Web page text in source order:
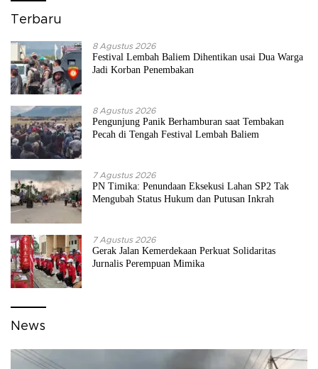
Terbaru
8 Agustus 2026
Festival Lembah Baliem Dihentikan usai Dua Warga
Jadi Korban Penembakan
8 Agustus 2026
Pengunjung Panik Berhamburan saat Tembakan
Pecah di Tengah Festival Lembah Baliem
7 Agustus 2026
PN Timika: Penundaan Eksekusi Lahan SP2 Tak
Mengubah Status Hukum dan Putusan Inkrah
7 Agustus 2026
Gerak Jalan Kemerdekaan Perkuat Solidaritas
Jurnalis Perempuan Mimika
News